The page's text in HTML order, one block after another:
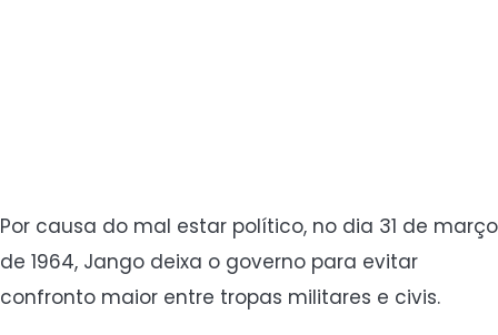
Por causa do mal estar político, no dia 31 de março
de 1964, Jango deixa o governo para evitar
confronto maior entre tropas militares e civis.